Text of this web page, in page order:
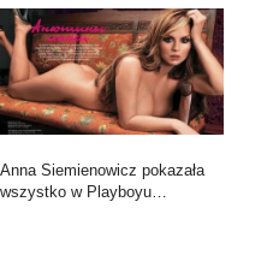
Anna Siemienowicz pokazała
wszystko w Playboyu…